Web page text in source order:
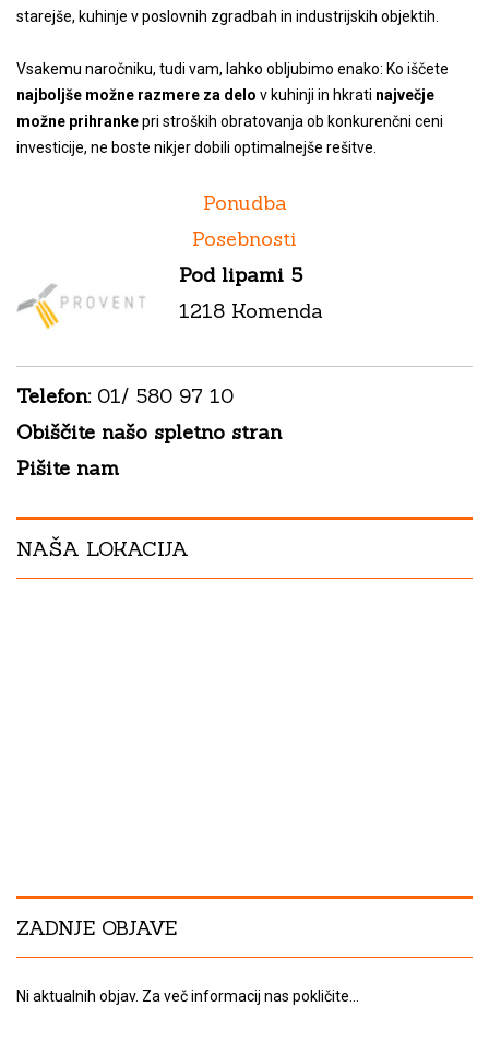
starejše, kuhinje v poslovnih zgradbah in industrijskih objektih.
Vsakemu naročniku, tudi vam, lahko obljubimo enako: Ko iščete
najboljše možne razmere za delo v kuhinji in hkrati največje
možne prihrankepri stroških obratovanja ob konkurenčni ceni
investicije, ne boste nikjer dobili optimalnejše rešitve.
Ponudba
Posebnosti
Pod lipami 5
1218 Komenda
Telefon:01/ 580 97 10
Obiščite našo spletno stran
Pišite nam
NAŠA LOKACIJA
ZADNJE OBJAVE
Ni aktualnih objav. Za več informacij nas pokličite...